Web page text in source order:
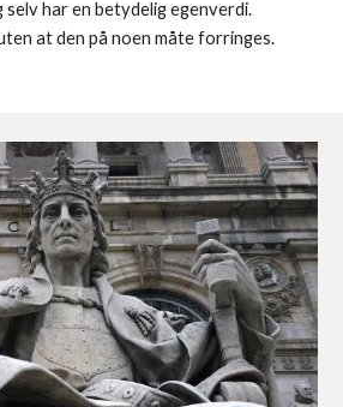
selv har en betydelig egenverdi.
at den på noen måte forringes.